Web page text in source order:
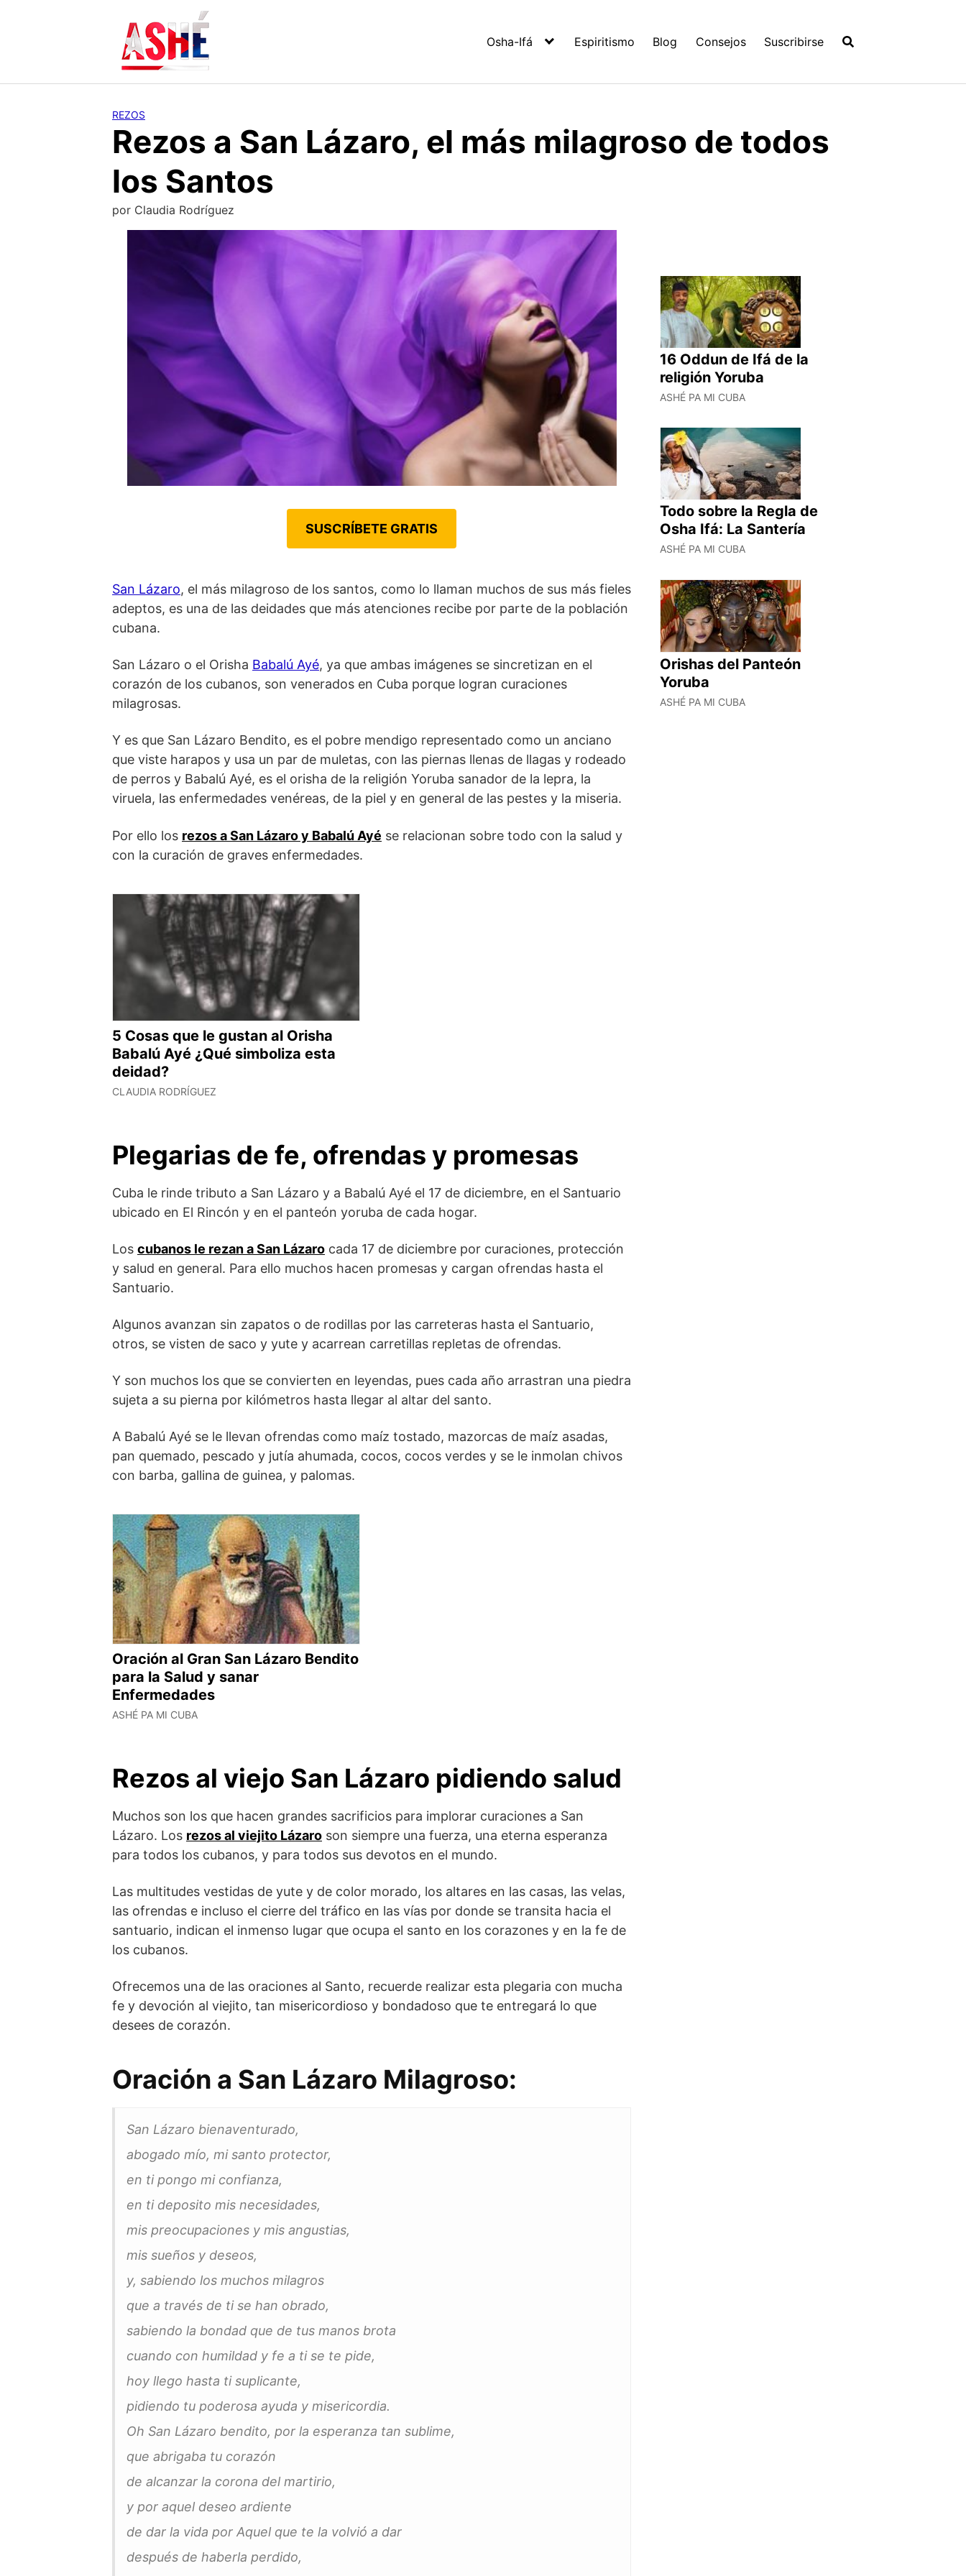
Osha-Ifá Espiritismo Blog Consejos Suscribirse
REZOS
Rezos a San Lázaro, el más milagroso de todos
los Santos
por Claudia Rodríguez
SUSCRÍBETE GRATIS
San Lázaro, el más milagroso de los santos, como lo llaman muchos de sus más fieles
adeptos, es una de las deidades que más atenciones recibe por parte de la población
cubana.
San Lázaro o el Orisha Babalú Ayé, ya que ambas imágenes se sincretizan en el
corazón de los cubanos, son venerados en Cuba porque logran curaciones
milagrosas.
Y es que San Lázaro Bendito, es el pobre mendigo representado como un anciano
que viste harapos y usa un par de muletas, con las piernas llenas de llagas y rodeado
de perros y Babalú Ayé, es el orisha de la religión Yoruba sanador de la lepra, la
viruela, las enfermedades venéreas, de la piel y en general de las pestes y la miseria.
Por ello los rezos a San Lázaro y Babalú Ayé se relacionan sobre todo con la salud y
con la curación de graves enfermedades.
5 Cosas que le gustan al Orisha
Babalú Ayé ¿Qué simboliza esta
deidad?
CLAUDIA RODRÍGUEZ
Plegarias de fe, ofrendas y promesas
Cuba le rinde tributo a San Lázaro y a Babalú Ayé el 17 de diciembre, en el Santuario
ubicado en El Rincón y en el panteón yoruba de cada hogar.
Los cubanos le rezan a San Lázaro cada 17 de diciembre por curaciones, protección
y salud en general. Para ello muchos hacen promesas y cargan ofrendas hasta el
Santuario.
Algunos avanzan sin zapatos o de rodillas por las carreteras hasta el Santuario,
otros, se visten de saco y yute y acarrean carretillas repletas de ofrendas.
Y son muchos los que se convierten en leyendas, pues cada año arrastran una piedra
sujeta a su pierna por kilómetros hasta llegar al altar del santo.
A Babalú Ayé se le llevan ofrendas como maíz tostado, mazorcas de maíz asadas,
pan quemado, pescado y jutía ahumada, cocos, cocos verdes y se le inmolan chivos
con barba, gallina de guinea, y palomas.
Oración al Gran San Lázaro Bendito
para la Salud y sanar
Enfermedades
ASHÉ PA MI CUBA
Rezos al viejo San Lázaro pidiendo salud
Muchos son los que hacen grandes sacrificios para implorar curaciones a San
Lázaro. Los rezos al viejito Lázaro son siempre una fuerza, una eterna esperanza
para todos los cubanos, y para todos sus devotos en el mundo.
Las multitudes vestidas de yute y de color morado, los altares en las casas, las velas,
las ofrendas e incluso el cierre del tráfico en las vías por donde se transita hacia el
santuario, indican el inmenso lugar que ocupa el santo en los corazones y en la fe de
los cubanos.
Ofrecemos una de las oraciones al Santo, recuerde realizar esta plegaria con mucha
fe y devoción al viejito, tan misericordioso y bondadoso que te entregará lo que
desees de corazón.
Oración a San Lázaro Milagroso:
San Lázaro bienaventurado,
abogado mío, mi santo protector,
en ti pongo mi confianza,
en ti deposito mis necesidades,
mis preocupaciones y mis angustias,
mis sueños y deseos,
y, sabiendo los muchos milagros
que a través de ti se han obrado,
sabiendo la bondad que de tus manos brota
cuando con humildad y fe a ti se te pide,
hoy llego hasta ti suplicante,
pidiendo tu poderosa ayuda y misericordia.
Oh San Lázaro bendito, por la esperanza tan sublime,
que abrigaba tu corazón
de alcanzar la corona del martirio,
y por aquel deseo ardiente
de dar la vida por Aquel que te la volvió a dar
después de haberla perdido,
16 Oddun de Ifá de la
religión Yoruba
ASHÉ PA MI CUBA
Todo sobre la Regla de
Osha Ifá: La Santería
ASHÉ PA MI CUBA
Orishas del Panteón
Yoruba
ASHÉ PA MI CUBA